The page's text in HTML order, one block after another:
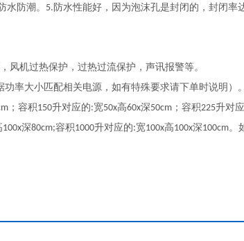
水防潮。 5. 防水性能好，因为泡沫孔是封闭的，封闭率
风机过热保护，过热过流保护，声讯报警等。
功率大小匹配相关电源，如有特殊要求请下单时说明）。
；容积150升对应的:宽50x高60x深50cm ；容积225升对
100x深80cm;容积1000升对应的:宽100x高100x深100cm。